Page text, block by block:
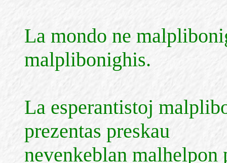
La mondo ne
malplibonighis.
La esperantistoj
prezentas preskau
nevenkeblan malhelpon